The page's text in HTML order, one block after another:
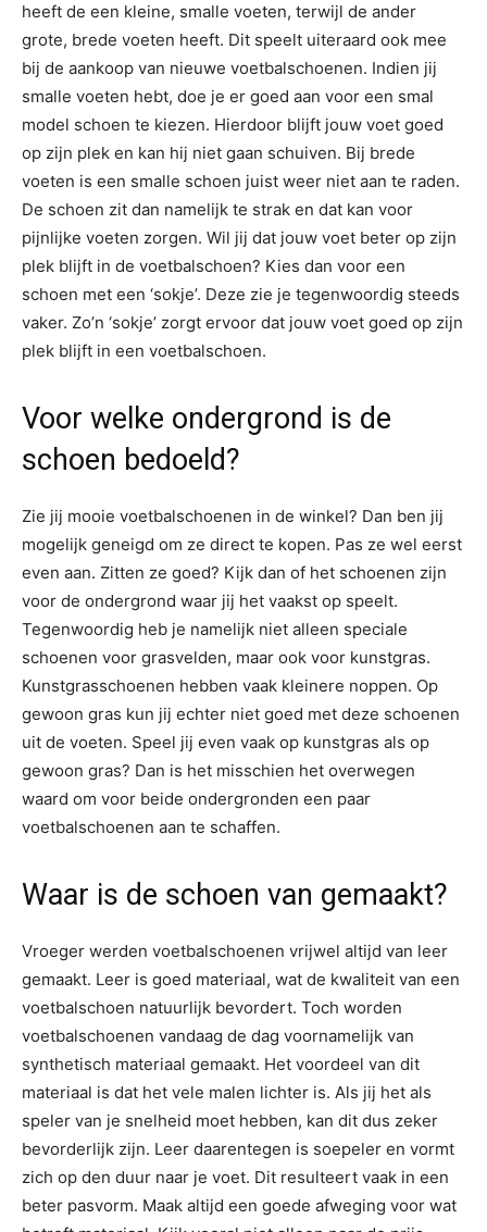
heeft de een kleine, smalle voeten, terwijl de ander
grote, brede voeten heeft. Dit speelt uiteraard ook mee
bij de aankoop van nieuwe voetbalschoenen. Indien jij
smalle voeten hebt, doe je er goed aan voor een smal
model schoen te kiezen. Hierdoor blijft jouw voet goed
op zijn plek en kan hij niet gaan schuiven. Bij brede
voeten is een smalle schoen juist weer niet aan te raden.
De schoen zit dan namelijk te strak en dat kan voor
pijnlijke voeten zorgen. Wil jij dat jouw voet beter op zijn
plek blijft in de voetbalschoen? Kies dan voor een
schoen met een ‘sokje’. Deze zie je tegenwoordig steeds
vaker. Zo’n ‘sokje’ zorgt ervoor dat jouw voet goed op zijn
plek blijft in een voetbalschoen.
Voor welke ondergrond is de
schoen bedoeld?
Zie jij mooie voetbalschoenen in de winkel? Dan ben jij
mogelijk geneigd om ze direct te kopen. Pas ze wel eerst
even aan. Zitten ze goed? Kijk dan of het schoenen zijn
voor de ondergrond waar jij het vaakst op speelt.
Tegenwoordig heb je namelijk niet alleen speciale
schoenen voor grasvelden, maar ook voor kunstgras.
Kunstgrasschoenen hebben vaak kleinere noppen. Op
gewoon gras kun jij echter niet goed met deze schoenen
uit de voeten. Speel jij even vaak op kunstgras als op
gewoon gras? Dan is het misschien het overwegen
waard om voor beide ondergronden een paar
voetbalschoenen aan te schaffen.
Waar is de schoen van gemaakt?
Vroeger werden voetbalschoenen vrijwel altijd van leer
gemaakt. Leer is goed materiaal, wat de kwaliteit van een
voetbalschoen natuurlijk bevordert. Toch worden
voetbalschoenen vandaag de dag voornamelijk van
synthetisch materiaal gemaakt. Het voordeel van dit
materiaal is dat het vele malen lichter is. Als jij het als
speler van je snelheid moet hebben, kan dit dus zeker
bevorderlijk zijn. Leer daarentegen is soepeler en vormt
zich op den duur naar je voet. Dit resulteert vaak in een
beter pasvorm. Maak altijd een goede afweging voor wat